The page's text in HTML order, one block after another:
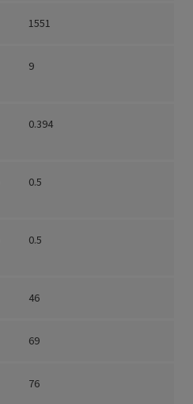
1551
9
0.394
0.5
0.5
46
69
76